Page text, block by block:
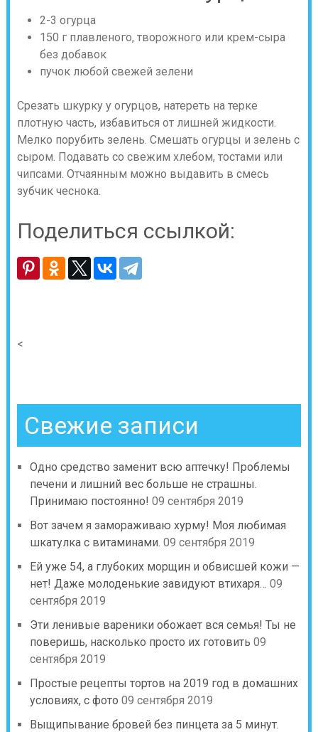
2-3 огурца
150 г плавленого, творожного или крем-сыра
без добавок
пучок любой свежей зелени
Срезать шкурку у огурцов, натереть на терке
плотную часть, избавиться от лишней жидкости.
Мелко порубить зелень. Смешать огурцы и зелень с
сыром. Подавать со свежим хлебом, тостами или
чипсами. Отчаянным можно выдавить в смесь
зубчик чеснока.
Поделиться ссылкой:
<
Свежие записи
Одно средство заменит всю аптечку! Проблемы
печени и лишний вес больше не страшны.
Принимаю постоянно! 09 сентября 2019
Вот зачем я замораживаю хурму! Моя любимая
шкатулка с витаминами. 09 сентября 2019
Ей уже 54, а глубоких морщин и обвисшей кожи —
нет! Даже молоденькие завидуют втихаря… 09
сентября 2019
Эти ленивые вареники обожает вся семья! Ты не
поверишь, насколько просто их готовить 09
сентября 2019
Простые рецепты тортов на 2019 год в домашних
условиях, с фото 09 сентября 2019
Выщипывание бровей без пинцета за 5 минут.